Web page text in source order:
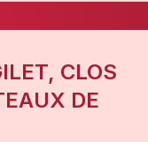
CLOS
DE